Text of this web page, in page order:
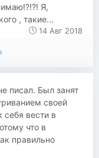
Я,
, такие...
14 Авг 2018
писал. Был занят
своей
себя вести в
что в
правильно